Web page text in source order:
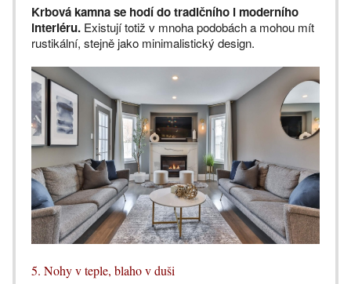
Krbová kamna se hodí do tradičního i moderního
interiéru. Existují totiž v mnoha podobách a mohou mít
rustikální, stejně jako minimalistický design.
5. Nohy v teple, blaho v duši